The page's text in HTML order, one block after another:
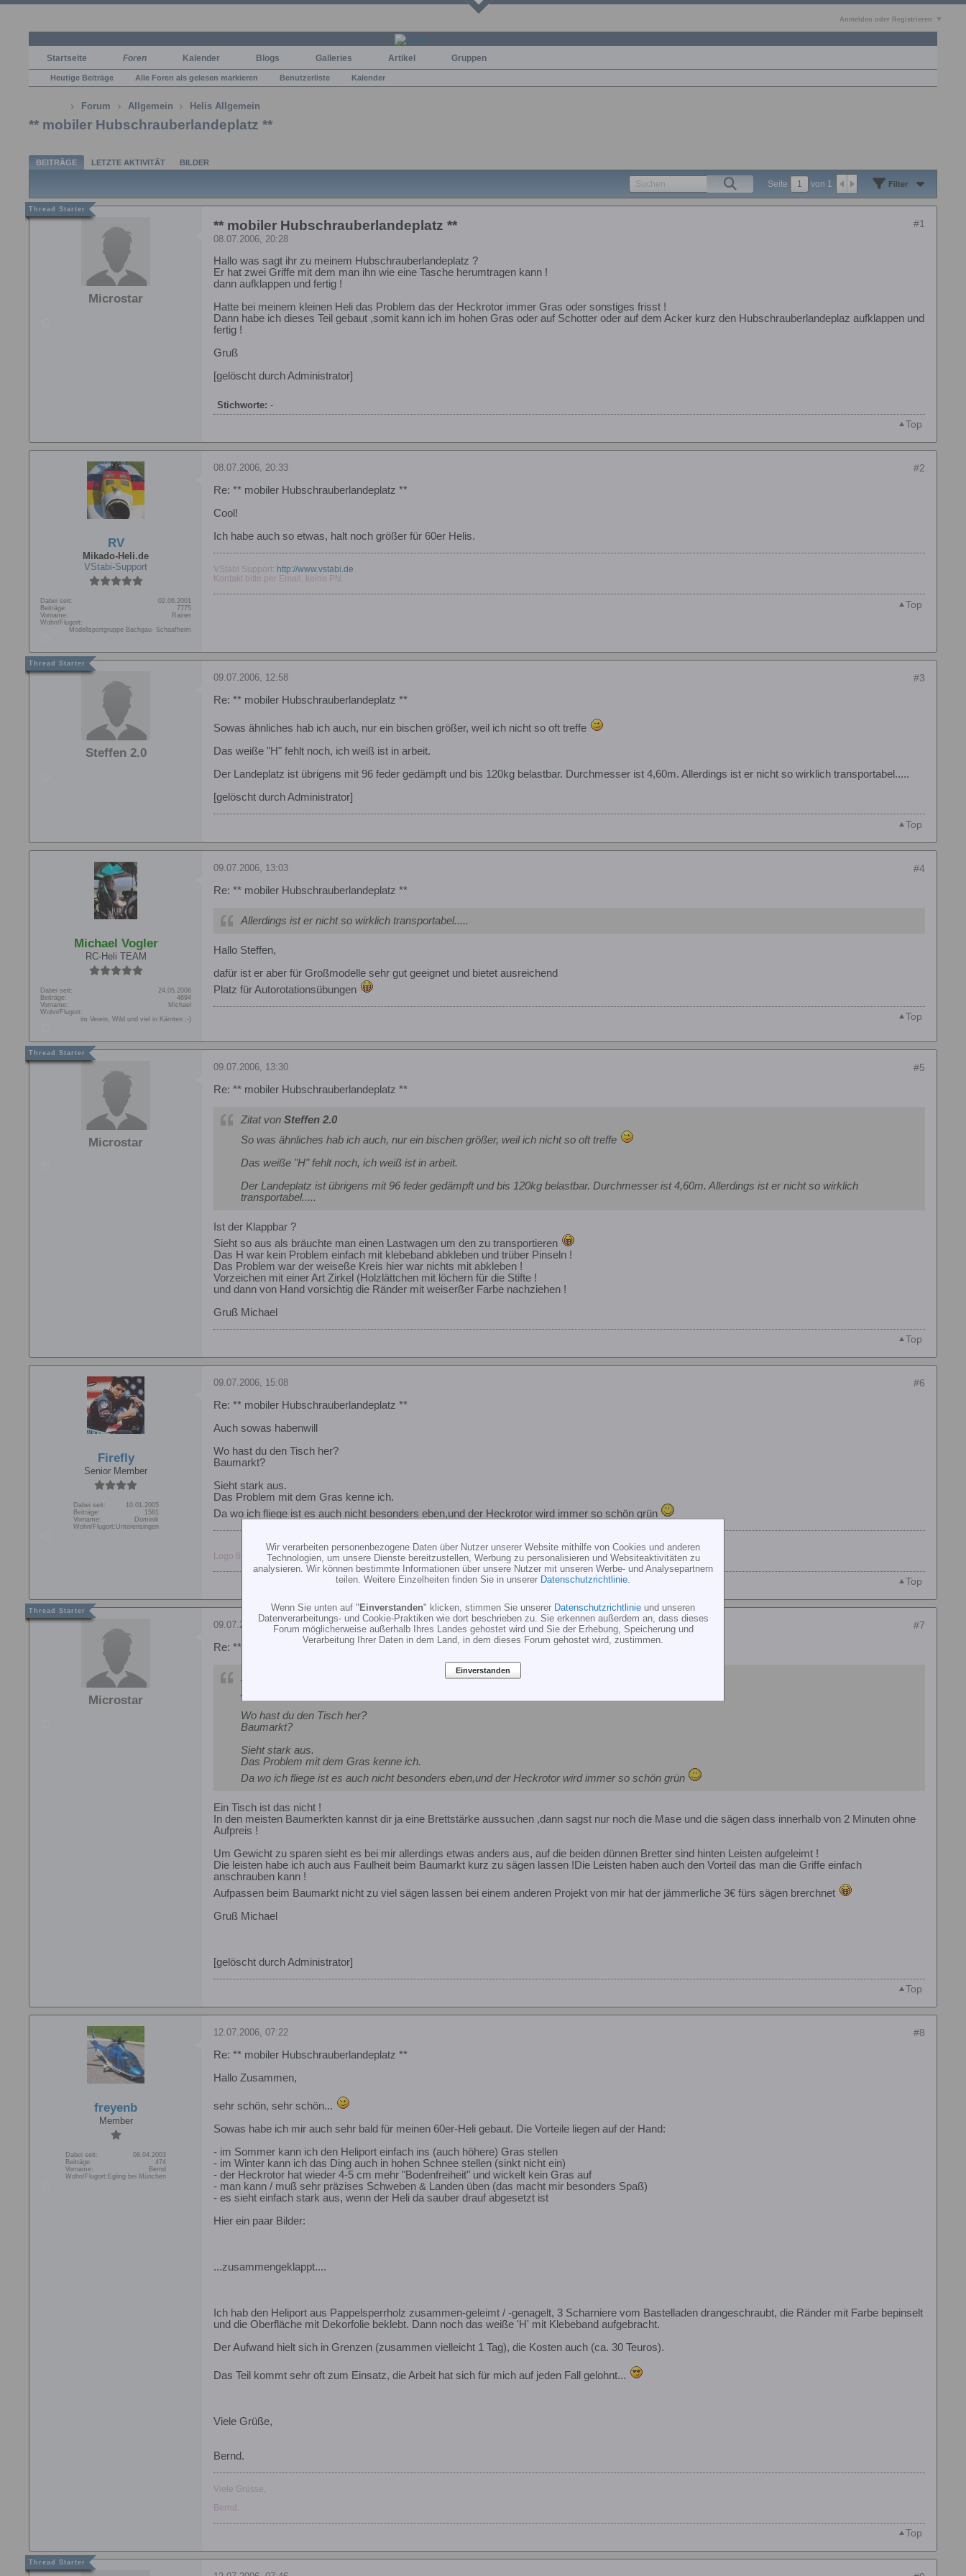
Anmelden oder Registrieren
Startseite Foren Kalender Blogs Galleries Artikel Gruppen
Heutige Beiträge Alle Foren als gelesen markieren Benutzerliste Kalender
Forum Allgemein Helis Allgemein
** mobiler Hubschrauberlandeplatz **
BEITRÄGE LETZTE AKTIVITÄT BILDER
Seite von 1 Filter
Microstar
#1
** mobiler Hubschrauberlandeplatz **
08.07.2006, 20:28
Hallo was sagt ihr zu meinem Hubschrauberlandeplatz ?
Er hat zwei Griffe mit dem man ihn wie eine Tasche herumtragen kann !
dann aufklappen und fertig !
Hatte bei meinem kleinen Heli das Problem das der Heckrotor immer Gras oder sonstiges frisst !
Dann habe ich dieses Teil gebaut ,somit kann ich im hohen Gras oder auf Schotter oder auf dem Acker kurz den Hubschrauberlandeplaz aufklappen und
fertig !
Gruß
[gelöscht durch Administrator]
Stichworte: -
Top
RV
Mikado-Heli.de
VStabi-Support
Dabei seit:
02.06.2001
Beiträge:
7775
Vorname:
Rainer
Wohn/Flugort:
Modellsportgruppe Bachgau- Schaafheim
#2
08.07.2006, 20:33
Re: ** mobiler Hubschrauberlandeplatz **
Cool!
Ich habe auch so etwas, halt noch größer für 60er Helis.
VStabi Support: http://www.vstabi.de
Kontakt bitte per Email, keine PN.
Top
Steffen 2.0
#3
09.07.2006, 12:58
Re: ** mobiler Hubschrauberlandeplatz **
Sowas ähnliches hab ich auch, nur ein bischen größer, weil ich nicht so oft treffe
Das weiße "H" fehlt noch, ich weiß ist in arbeit.
Der Landeplatz ist übrigens mit 96 feder gedämpft und bis 120kg belastbar. Durchmesser ist 4,60m. Allerdings ist er nicht so wirklich transportabel.....
[gelöscht durch Administrator]
Top
Michael Vogler
RC-Heli TEAM
Dabei seit:
24.05.2006
Beiträge:
4694
Vorname:
Michael
Wohn/Flugort:
im Verein, Wild und viel in Kärnten ;-)
#4
09.07.2006, 13:03
Re: ** mobiler Hubschrauberlandeplatz **
Allerdings ist er nicht so wirklich transportabel.....
Hallo Steffen,
dafür ist er aber für Großmodelle sehr gut geeignet und bietet ausreichend
Platz für Autorotationsübungen
Top
Microstar
#5
09.07.2006, 13:30
Re: ** mobiler Hubschrauberlandeplatz **
Zitat von Steffen 2.0
So was ähnliches hab ich auch, nur ein bischen größer, weil ich nicht so oft treffe
Das weiße "H" fehlt noch, ich weiß ist in arbeit.
Der Landeplatz ist übrigens mit 96 feder gedämpft und bis 120kg belastbar. Durchmesser ist 4,60m. Allerdings ist er nicht so wirklich
transportabel.....
Ist der Klappbar ?
Sieht so aus als bräuchte man einen Lastwagen um den zu transportieren
Das H war kein Problem einfach mit klebeband abkleben und trüber Pinseln !
Das Problem war der weiseße Kreis hier war nichts mit abkleben !
Vorzeichen mit einer Art Zirkel (Holzlättchen mit löchern für die Stifte !
und dann von Hand vorsichtig die Ränder mit weiserßer Farbe nachziehen !
Gruß Michael
Top
Firefly
Senior Member
Dabei seit:
10.01.2005
Beiträge:
1581
Vorname:
Dominik
Wohn/Flugort: Unterensingen
#6
09.07.2006, 15:08
Re: ** mobiler Hubschrauberlandeplatz **
Auch sowas habenwill
Wo hast du den Tisch her?
Baumarkt?
Sieht stark aus.
Das Problem mit dem Gras kenne ich.
Da wo ich fliege ist es auch nicht besonders eben,und der Heckrotor wird immer so schön grün
Logo 600, Goblin 700, Goblin 380 Buddy
Top
Microstar
#7
09.07.2006, 18:24
Re: ** mobiler Hubschrauberlandeplatz **
Zitat von
Auch sowas habenwill
Wo hast du den Tisch her?
Baumarkt?
Sieht stark aus.
Das Problem mit dem Gras kenne ich.
Da wo ich fliege ist es auch nicht besonders eben,und der Heckrotor wird immer so schön grün
Ein Tisch ist das nicht !
In den meisten Baumerkten kannst dir ja eine Brettstärke aussuchen ,dann sagst nur noch die Mase und die sägen dass innerhalb von 2 Minuten ohne
Aufpreis !
Um Gewicht zu sparen sieht es bei mir allerdings etwas anders aus, auf die beiden dünnen Bretter sind hinten Leisten aufgeleimt !
Die leisten habe ich auch aus Faulheit beim Baumarkt kurz zu sägen lassen !Die Leisten haben auch den Vorteil das man die Griffe einfach
anschrauben kann !
Aufpassen beim Baumarkt nicht zu viel sägen lassen bei einem anderen Projekt von mir hat der jämmerliche 3€ fürs sägen brerchnet
Gruß Michael
[gelöscht durch Administrator]
Top
freyenb
Member
Dabei seit:
08.04.2003
Beiträge:
474
Vorname:
Bernd
Wohn/Flugort: Egling bei München
#8
12.07.2006, 07:22
Re: ** mobiler Hubschrauberlandeplatz **
Hallo Zusammen,
sehr schön, sehr schön...
Sowas habe ich mir auch sehr bald für meinen 60er-Heli gebaut. Die Vorteile liegen auf der Hand:
- im Sommer kann ich den Heliport einfach ins (auch höhere) Gras stellen
- im Winter kann ich das Ding auch in hohen Schnee stellen (sinkt nicht ein)
- der Heckrotor hat wieder 4-5 cm mehr "Bodenfreiheit" und wickelt kein Gras auf
- man kann / muß sehr präzises Schweben & Landen üben (das macht mir besonders Spaß)
- es sieht einfach stark aus, wenn der Heli da sauber drauf abgesetzt ist
Hier ein paar Bilder:
...zusammengeklappt....
Ich hab den Heliport aus Pappelsperrholz zusammen-geleimt / -genagelt, 3 Scharniere vom Bastelladen drangeschraubt, die Ränder mit Farbe bepinselt
und die Oberfläche mit Dekorfolie beklebt. Dann noch das weiße 'H' mit Klebeband aufgebracht.
Der Aufwand hielt sich in Grenzen (zusammen vielleicht 1 Tag), die Kosten auch (ca. 30 Teuros).
Das Teil kommt sehr oft zum Einsatz, die Arbeit hat sich für mich auf jeden Fall gelohnt...
Viele Grüße,
Bernd.
Viele Grüsse,
Bernd.
Top
Wir verarbeiten personenbezogene Daten über Nutzer unserer Website mithilfe von Cookies und anderen
Technologien, um unsere Dienste bereitzustellen, Werbung zu personalisieren und Websiteaktivitäten zu
analysieren. Wir können bestimmte Informationen über unsere Nutzer mit unseren Werbe- und Analysepartnern
teilen. Weitere Einzelheiten finden Sie in unserer Datenschutzrichtlinie
Wenn Sie unten auf "Einverstanden" klicken, stimmen Sie unserer Datenschutzrichtlinie und unseren
Datenverarbeitungs- und Cookie-Praktiken wie dort beschrieben zu. Sie erkennen außerdem an, dass dieses
Forum möglicherweise außerhalb Ihres Landes gehostet wird und Sie der Erhebung, Speicherung und
Verarbeitung Ihrer Daten in dem Land, in dem dieses Forum gehostet wird, zustimmen.
Einverstanden